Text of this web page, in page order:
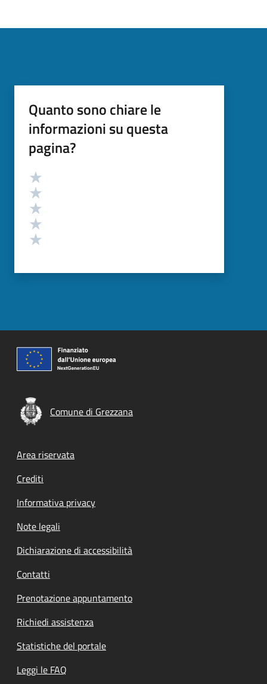
Quanto sono chiare le
informazioni su questa
pagina?
Valutazione
Comune di Grezzana
Footer menu
Area riservata
Crediti
Informativa privacy
Note legali
Dichiarazione di accessibilità
Contatti
Prenotazione appuntamento
Richiedi assistenza
Statistiche del portale
Leggi le FAQ